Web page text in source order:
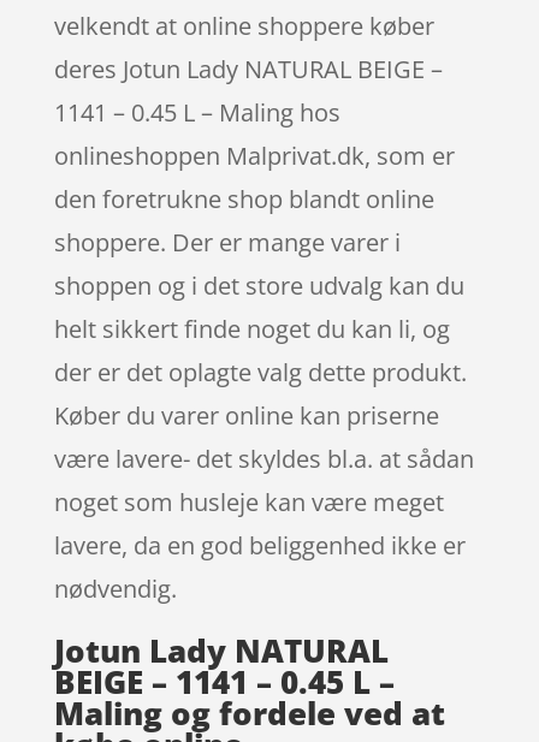
velkendt at online shoppere køber
deres Jotun Lady NATURAL BEIGE –
1141 – 0.45 L – Maling hos
onlineshoppen Malprivat.dk, som er
den foretrukne shop blandt online
shoppere. Der er mange varer i
shoppen og i det store udvalg kan du
helt sikkert finde noget du kan li, og
der er det oplagte valg dette produkt.
Køber du varer online kan priserne
være lavere- det skyldes bl.a. at sådan
noget som husleje kan være meget
lavere, da en god beliggenhed ikke er
nødvendig.
Jotun Lady NATURAL
BEIGE – 1141 – 0.45 L –
Maling og fordele ved at